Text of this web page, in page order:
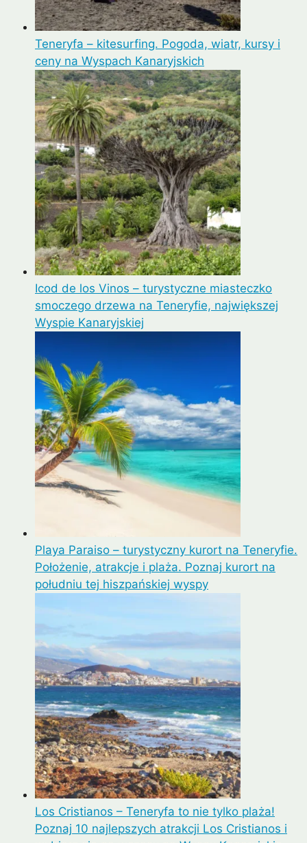
Teneryfa – kitesurfing. Pogoda, wiatr, kursy i
ceny na Wyspach Kanaryjskich
Icod de los Vinos – turystyczne miasteczko
smoczego drzewa na Teneryfie, największej
Wyspie Kanaryjskiej
Playa Paraiso – turystyczny kurort na Teneryfie.
Położenie, atrakcje i plaża. Poznaj kurort na
południu tej hiszpańskiej wyspy
Los Cristianos – Teneryfa to nie tylko plaża!
Poznaj 10 najlepszych atrakcji Los Cristianos i